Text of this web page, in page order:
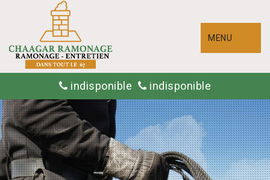
MENU
indisponible indisponible